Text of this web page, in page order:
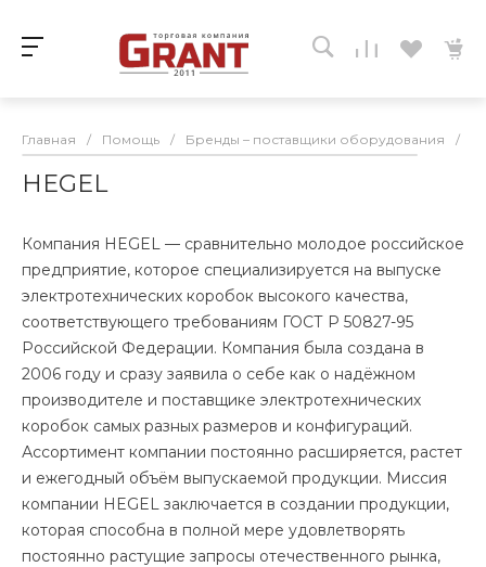
Главная / Помощь / Бренды – поставщики оборудования /
HEGEL
Компания HEGEL — сравнительно молодое российское
предприятие, которое специализируется на выпуске
электротехнических коробок высокого качества,
соответствующего требованиям ГОСТ Р 50827-95
Российской Федерации. Компания была создана в
2006 году и сразу заявила о себе как о надёжном
производителе и поставщике электротехнических
коробок самых разных размеров и конфигураций.
Ассортимент компании постоянно расширяется, растет
и ежегодный объём выпускаемой продукции. Миссия
компании HEGEL заключается в создании продукции,
которая способна в полной мере удовлетворять
постоянно растущие запросы отечественного рынка,